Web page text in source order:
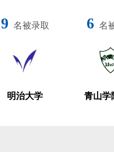
9 名被录取
明治大学
6 名
青山学